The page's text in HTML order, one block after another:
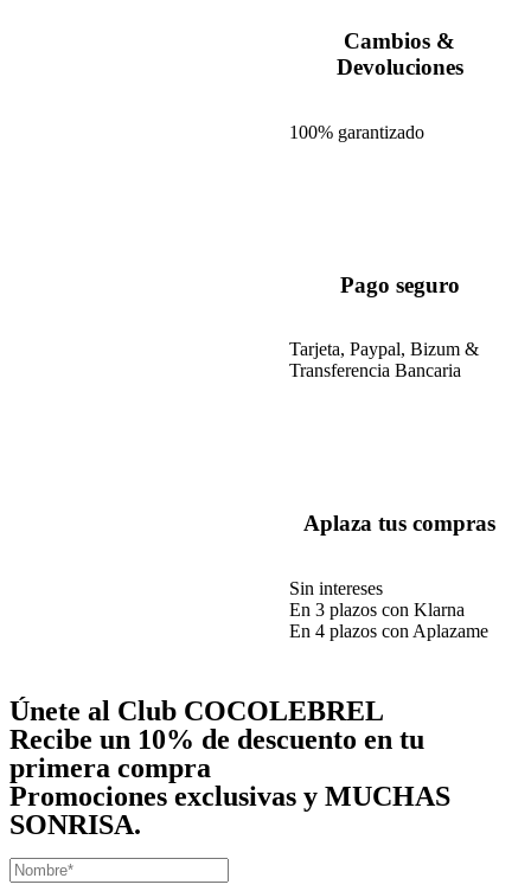
Cambios &
Devoluciones
100% garantizado
Pago seguro
Tarjeta, Paypal, Bizum &
Transferencia Bancaria
Aplaza tus compras
Sin intereses
En 3 plazos con Klarna
En 4 plazos con Aplazame
Únete al Club COCOLEBREL
Recibe un 10% de descuento en tu
primera compra
Promociones exclusivas y MUCHAS
SONRISA.